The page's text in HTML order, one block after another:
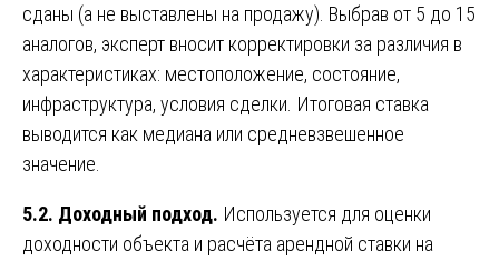
сданы (а не выставлены на продажу). Выбрав от 5 до 15
аналогов, эксперт вносит корректировки за различия в
характеристиках: местоположение, состояние,
инфраструктура, условия сделки. Итоговая ставка
выводится как медиана или средневзвешенное
значение.
5.2. Доходный подход. Используется для оценки
доходности объекта и расчёта арендной ставки на